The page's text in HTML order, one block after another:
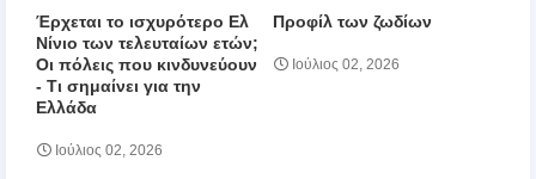
Έρχεται το ισχυρότερο Ελ
Νίνιο των τελευταίων ετών;
Οι πόλεις που κινδυνεύουν
‑ Τι σημαίνει για την
Ελλάδα
Ιούλιος 02, 2026
Προφίλ των ζωδίων
Ιούλιος 02, 2026